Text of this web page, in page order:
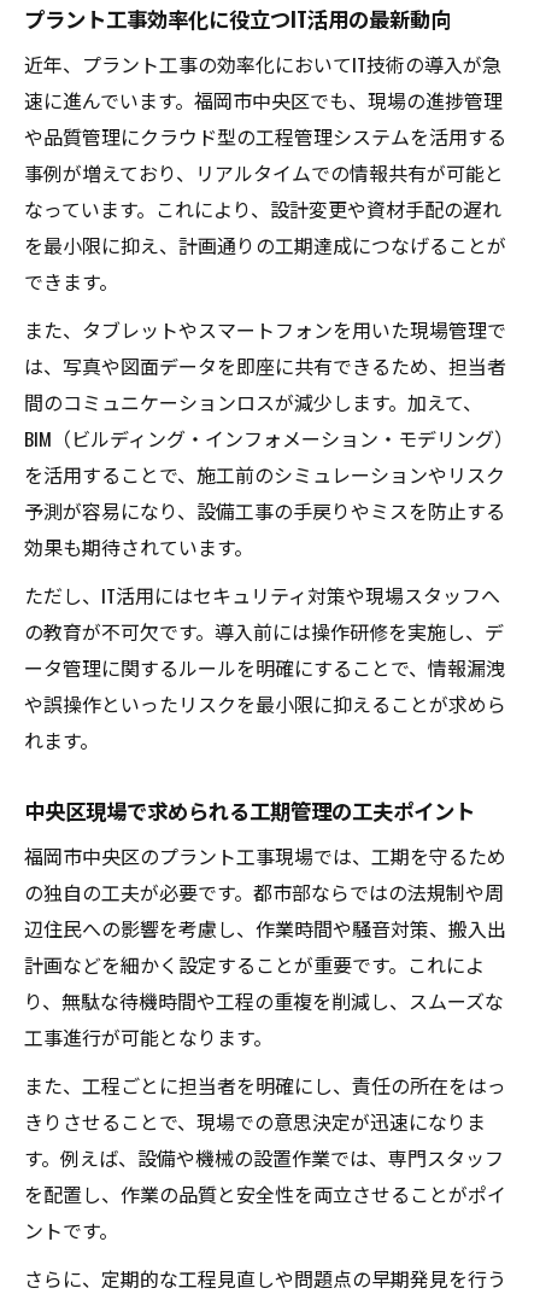
プラント工事効率化に役立つIT活用の最新動向
近年、プラント工事の効率化においてIT技術の導入が急
速に進んでいます。福岡市中央区でも、現場の進捗管理
や品質管理にクラウド型の工程管理システムを活用する
事例が増えており、リアルタイムでの情報共有が可能と
なっています。これにより、設計変更や資材手配の遅れ
を最小限に抑え、計画通りの工期達成につなげることが
できます。
また、タブレットやスマートフォンを用いた現場管理で
は、写真や図面データを即座に共有できるため、担当者
間のコミュニケーションロスが減少します。加えて、
BIM（ビルディング・インフォメーション・モデリング）
を活用することで、施工前のシミュレーションやリスク
予測が容易になり、設備工事の手戻りやミスを防止する
効果も期待されています。
ただし、IT活用にはセキュリティ対策や現場スタッフへ
の教育が不可欠です。導入前には操作研修を実施し、デ
ータ管理に関するルールを明確にすることで、情報漏洩
や誤操作といったリスクを最小限に抑えることが求めら
れます。
中央区現場で求められる工期管理の工夫ポイント
福岡市中央区のプラント工事現場では、工期を守るため
の独自の工夫が必要です。都市部ならではの法規制や周
辺住民への影響を考慮し、作業時間や騒音対策、搬入出
計画などを細かく設定することが重要です。これによ
り、無駄な待機時間や工程の重複を削減し、スムーズな
工事進行が可能となります。
また、工程ごとに担当者を明確にし、責任の所在をはっ
きりさせることで、現場での意思決定が迅速になりま
す。例えば、設備や機械の設置作業では、専門スタッフ
を配置し、作業の品質と安全性を両立させることがポイ
ントです。
さらに、定期的な工程見直しや問題点の早期発見を行う